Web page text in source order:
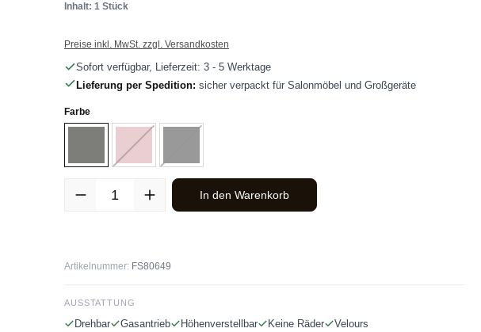
Inhalt: 1 Stück
Preise inkl. MwSt. zzgl. Versandkosten
Sofort verfügbar, Lieferzeit: 3 - 5 Werktage
Lieferung per Spedition: sicher verpackt für Salonmöbel und Großgeräte
Farbeauswählen
Rosa
(Diese Option ist zurzeit nicht verfügbar.)
Produkt Anzahl: Gib den gewünschten Wert ein oder benutze die Schaltflächen
In den Warenkorb
Artikelnummer: FS80649
AUSSTATTUNG
Drehbar Gasantrieb Höhenverstellbar Keine Räder
Velours